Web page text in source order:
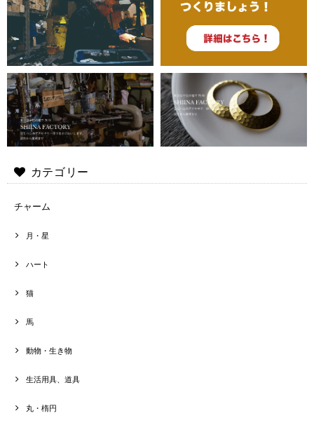
カテゴリー
チャーム
月・星
ハート
猫
馬
動物・生き物
生活用具、道具
丸・楕円